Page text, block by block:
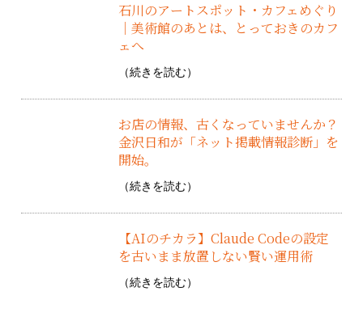
石川のアートスポット・カフェめぐり
｜美術館のあとは、とっておきのカフ
ェへ
（続きを読む）
お店の情報、古くなっていませんか？
金沢日和が「ネット掲載情報診断」を
開始。
（続きを読む）
【AIのチカラ】Claude Codeの設定
を古いまま放置しない賢い運用術
（続きを読む）